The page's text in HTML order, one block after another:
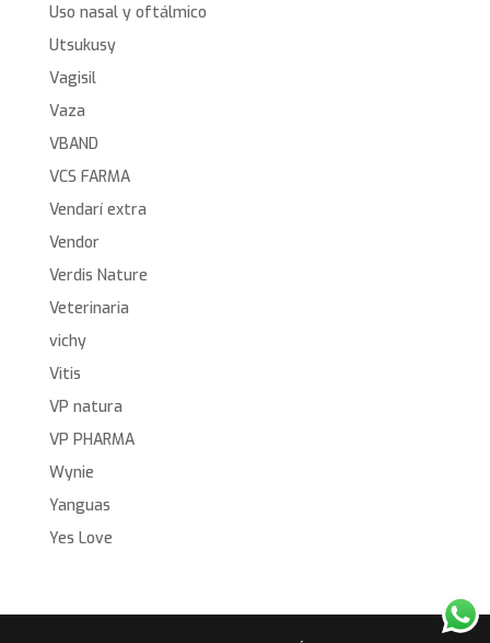
Uso nasal y oftálmico
Utsukusy
Vagisil
Vaza
VBAND
VCS FARMA
Vendarí extra
Vendor
Verdis Nature
Veterinaria
vichy
Vitis
VP natura
VP PHARMA
Wynie
Yanguas
Yes Love